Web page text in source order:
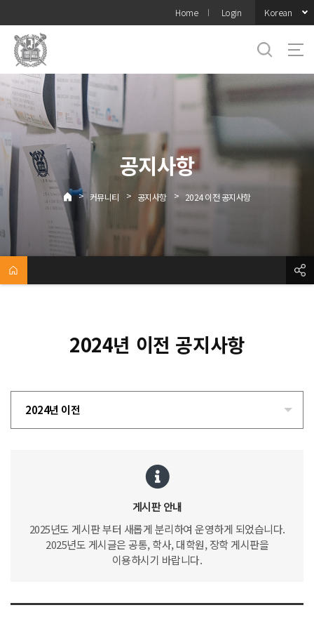
메뉴
Home Login Korean
공지사항
> 커뮤니티 > 공지사항 > 2024 이전 공지사항
2024년 이전 공지사항
2024년 이전
게시판 안내
2025년도 게시판 부터 새롭게 분리하여 운영하게 되었습니다.
2025년도 게시글은 공통, 학사, 대학원, 장학 게시판을
이용하시기 바랍니다.